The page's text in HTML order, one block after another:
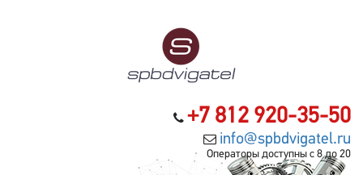
+7 812 920-35-50
info@spbdvigatel.ru
Операторы доступны с 8 до 20